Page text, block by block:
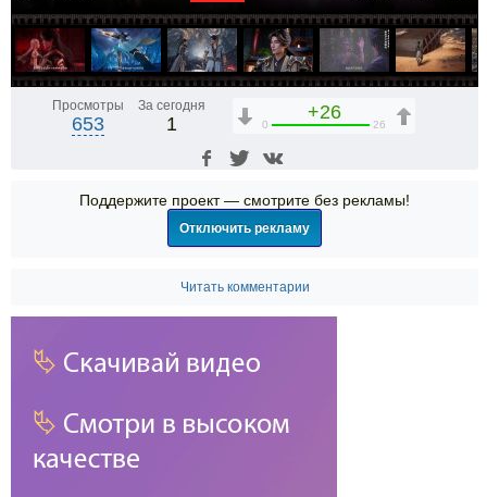
Просмотры
653
За сегодня
1
+26
0 26
Поддержите проект — смотрите без рекламы!
Отключить рекламу
Читать комментарии